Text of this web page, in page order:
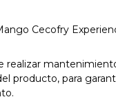
Cecofry
realizar
producto, para